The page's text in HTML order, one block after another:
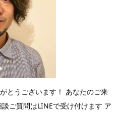
とうございます！ あなたのご来
ご質問はLINEで受け付けます ア